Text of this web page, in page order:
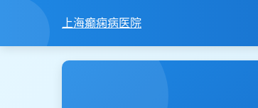
上海癫痫病医院